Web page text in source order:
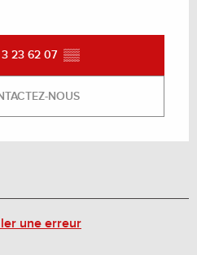
23 62 07 ▒▒
NOUS
une erreur